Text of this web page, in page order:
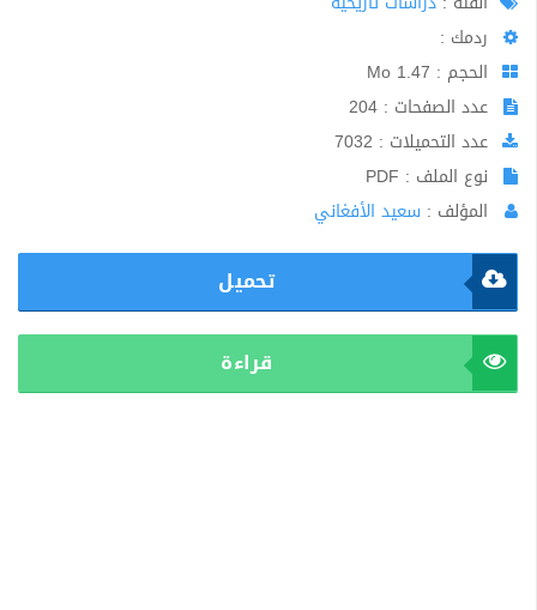
ردمك :
الحجم : 1.47 Mo
عدد الصفحات : 204
عدد التحميلات : 7032
نوع الملف : PDF
المؤلف : سعيد الأفغاني
تحميل
قراءة